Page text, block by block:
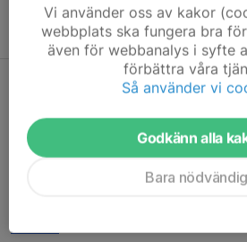
Vi tränar i vår dojo på Hackstavägen 9 i
Kontakt / hitta hit
Samurai knight
4 aug, 11:40
0 kommentarer
Soke Leif kom nyligen ut med sin 3:e
i vår dojo Kaizenkan Kampsportscenter
Läs mer
Vi använder oss av kakor
webbplats ska fungera bra
även för webbanalys i syfte
förbättra våra
Så använder vi
Godkänn alla
Bara